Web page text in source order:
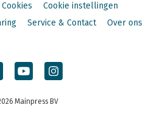
Cookies
Cookie instellingen
Service & Contact Over ons
Mainpress BV